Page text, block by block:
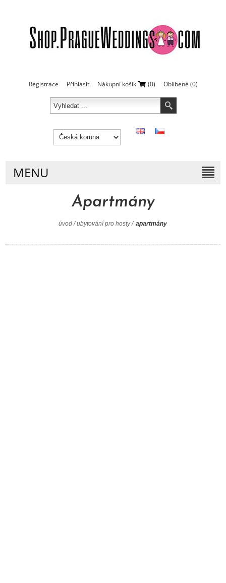
Registrace Přihlásit Nákupní košík (0) Oblíbené (0)
MENU
Apartmány
úvod / ubytování pro hosty / apartmány